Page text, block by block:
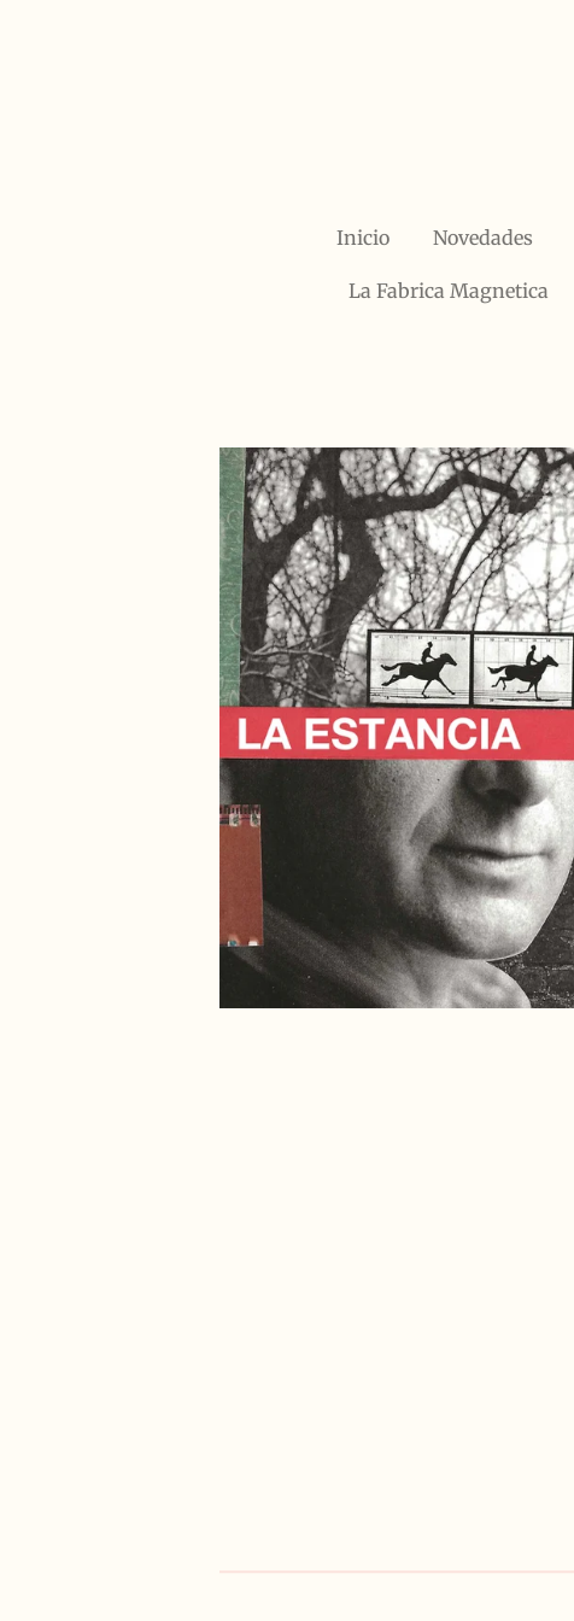
Inicio Novedades
La Fabrica Magnetica